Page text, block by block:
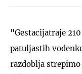
"Gestacijatraje
patuljastih
razdoblja strepimo